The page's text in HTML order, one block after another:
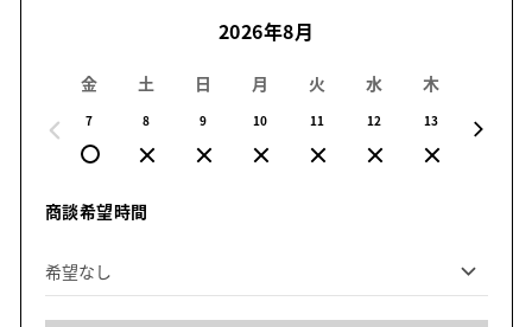
2026年8月
金
7
土
8
日
9
月
10
火
11
水
12
木
13
商談希望時間